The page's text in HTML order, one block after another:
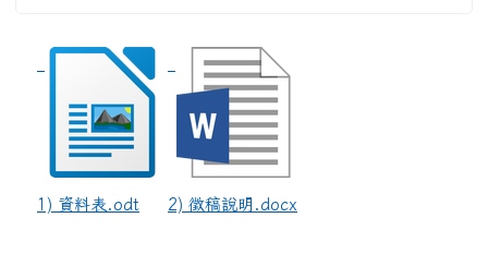
1) 資料表.odt 2) 徵稿說明.docx